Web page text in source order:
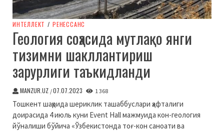
ИНТЕЛЛЕКТ / РЕНЕССАНС
Геология соҳасида мутлақо янги
тизимни шакллантириш
зарурлиги таъкидланди
MANZUR.UZ /07.07.2023 1 368
Тошкент шаҳрида шериклик ташаббуслари ҳафталиги
доирасида 4 июль куни Event Hall мажмуида кон-геология
йўналиши бўйича «Ўзбекистонда тоғ-кон саноати ва